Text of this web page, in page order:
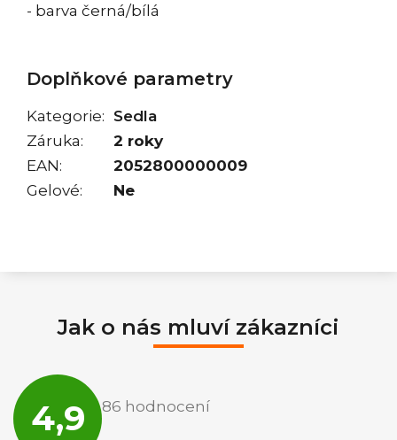
- barva černá/bílá
Doplňkové parametry
Kategorie: Sedla
Záruka:
2 roky
EAN:
2052800000009
Gelové: Ne
Jak o nás mluví zákazníci
4,9
obchodu
je
86 hodnocení